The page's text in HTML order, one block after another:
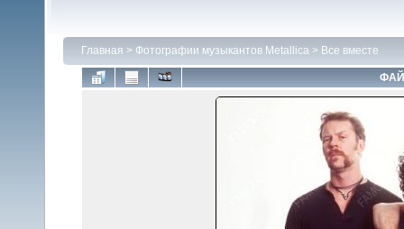
Главная > Фотографии музыкантов Metallica > Все вместе